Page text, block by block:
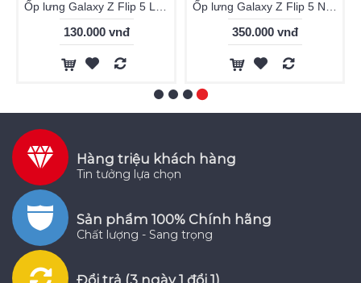
130.000 vnđ 350.000 vnđ
Hàng triệu khách hàng
Tin tưởng lựa chọn
Sản phẩm 100% Chính hãng
Chất lượng - Sang trọng
Đổi trả (3 ngày 1 đổi 1)